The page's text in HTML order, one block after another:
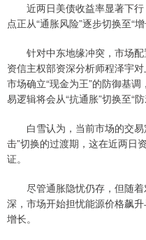
近两日美债收益率显著下行
点正从“通胀风险”逐步切换至“增
针对中东地缘冲突，市场配
资信主权部资深分析师程泽宇
市场确立“现金为王”的防御基
易逻辑将会从“抗通胀”切换至“防
白雪认为，当前市场的交易
击”切换的过渡期，这在近两日
证。
尽管通胀隐忧仍存，但随着
深，市场开始担忧能源价格飙
增长。